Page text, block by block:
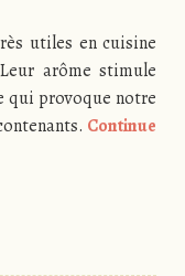
utiles en cuisine
arôme stimule
qui provoque notre
Continue